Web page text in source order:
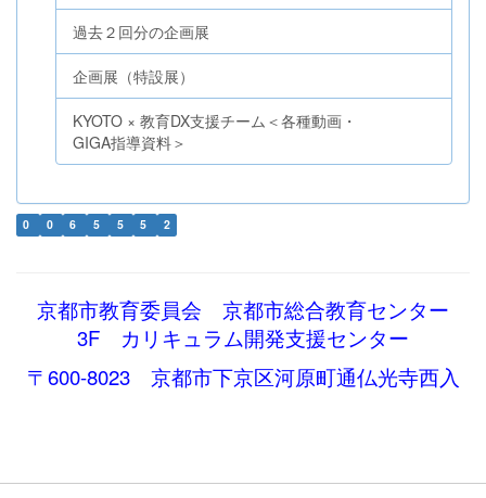
過去２回分の企画展
企画展（特設展）
KYOTO × 教育DX支援チーム＜各種動画・
GIGA指導資料＞
0 0 6 5 5 5 2
京都市教育委員会 京都市総合教育センター
3F カリキュラム開発支援センター
〒600-8023 京都市下京区河原町通仏光寺西入